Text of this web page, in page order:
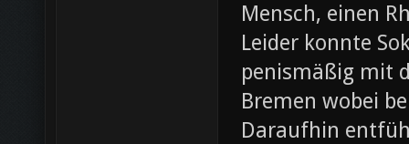
Mensch, einen
Leider konnte
penismäßig mit
Bremen wobei
Daraufhin